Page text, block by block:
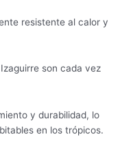
resistente al calor y
son cada vez
y durabilidad, lo
en los trópicos.